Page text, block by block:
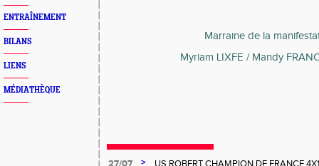
ENTRAÎNEMENT
BILANS
LIENS
MÉDIATHÈQUE
Marraine de la
Myriam LIXFE / Mandy
>